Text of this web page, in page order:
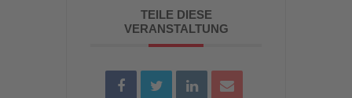
TEILE DIESE
VERANSTALTUNG